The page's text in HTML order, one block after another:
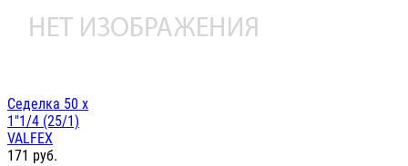
Седелка 50 х
1"1/4 (25/1)
VALFEX
171 руб.